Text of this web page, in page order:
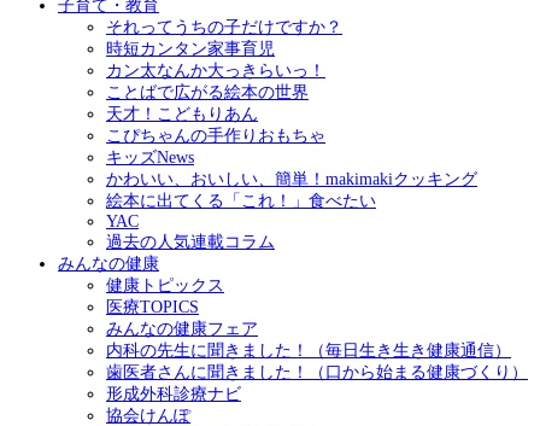
子育て・教育
それってうちの子だけですか？
時短カンタン家事育児
カン太なんか大っきらいっ！
ことばで広がる絵本の世界
天才！こどもりあん
こぴちゃんの手作りおもちゃ
キッズNews
かわいい、おいしい、簡単！makimakiクッキング
絵本に出てくる「これ！」食べたい
YAC
過去の人気連載コラム
みんなの健康
健康トピックス
医療TOPICS
みんなの健康フェア
内科の先生に聞きました！（毎日生き生き健康通信）
歯医者さんに聞きました！（口から始まる健康づくり）
形成外科診療ナビ
協会けんぽ